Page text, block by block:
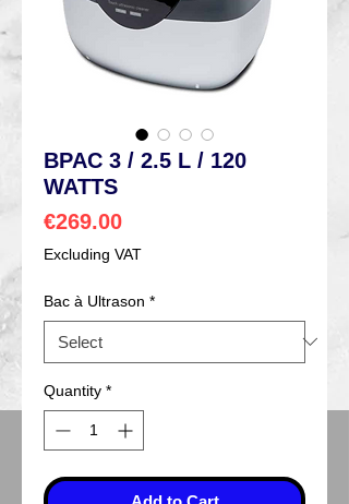
BPAC 3 / 2.5 L / 120
WATTS
€269.00Price
Excluding VAT
Bac à Ultrason *
Quantity *